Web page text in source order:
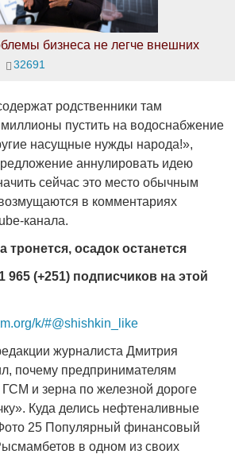
бизнеса не легче внешних
32691
родственники там
пустить на водоснабжение
насущные нужды народа!»,
аннулировать идею
сейчас это место обычным
в комментариях
канала.
тронется, осадок останется
965 (+251) подписчиков на этой
k/#@shishkin_like
журналиста Дмитрия
почему предпринимателям
ГСМ и зерна по железной дороге
Куда делись нефтеналивные
25 Популярный финансовый
в одном из своих